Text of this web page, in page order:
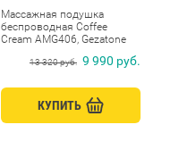
Массажная подушка
беспроводная Coffee
Cream AMG406, Gezatone
13 320 руб. 9 990 руб.
КУПИТЬ